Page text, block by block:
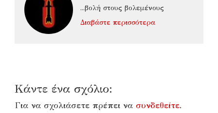
...βολή στους βολεμένους
Διαβάστε περισσότερα
Κάντε ένα σχόλιο:
Για να σχολιάσετε πρέπει να συνδεθείτε.